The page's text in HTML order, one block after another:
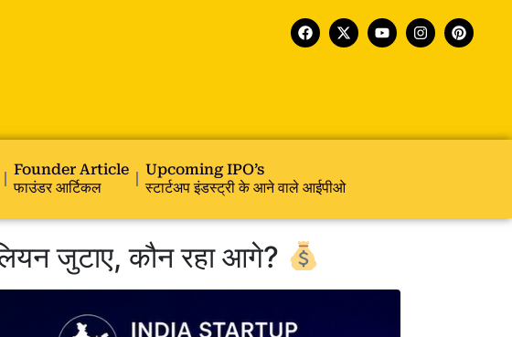
Founder Article
फाउंडर आर्टिकल
Upcoming IPO’s
स्टार्टअप इंडस्ट्री के आने वाले आईपीओ
जुटाए, कौन रहा आगे?